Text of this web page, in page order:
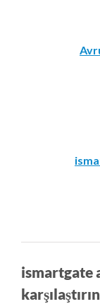
ismartgate
karşılaştırın